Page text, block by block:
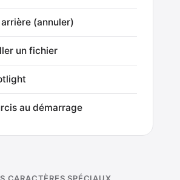
(annuler)
un fichier
au démarrage
CARACTÈRES SPÉCIAUX